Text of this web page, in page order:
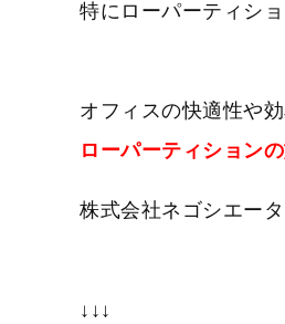
特にローパーティシ
オフィスの快適性や
ローパーティション
株式会社ネゴシエー
↓↓↓